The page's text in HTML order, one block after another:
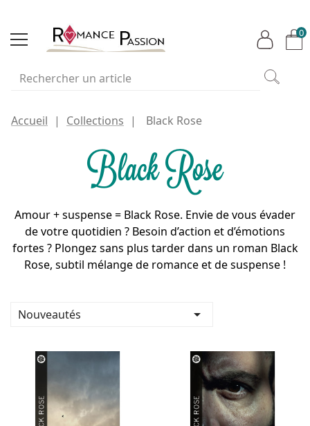
0
Accueil Collections Black Rose
Black Rose
Amour + suspense = Black Rose. Envie de vous évader
de votre quotidien ? Besoin d’action et d’émotions
fortes ? Plongez sans plus tarder dans un roman Black
Rose, subtil mélange de romance et de suspense !
Nouveautés 